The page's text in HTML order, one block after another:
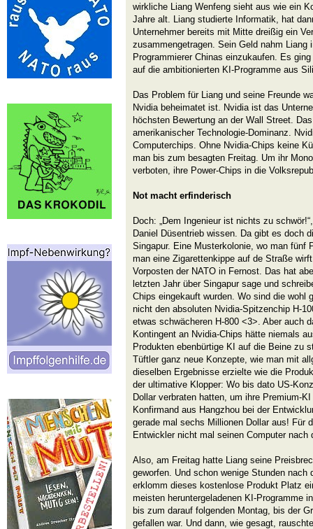
wirkliche Liang Wenfeng sieht aus wie ein
Jahre alt. Liang studierte Informatik, hat
Unternehmer bereits mit Mitte dreißig ein
zusammengetragen. Sein Geld nahm
Programmierer Chinas einzukaufen. Es
auf die ambitionierten KI-Programme aus
Das Problem für Liang und seine Freunde
Nvidia beheimatet ist. Nvidia ist das
höchsten Bewertung an der Wall Street.
amerikanischer Technologie-Dominanz.
Computerchips. Ohne Nvidia-Chips keine
man bis zum besagten Freitag. Um ihr
verboten, ihre Power-Chips in die
Not macht erfinderisch
Doch: „Dem Ingenieur ist nichts zu
Daniel Düsentrieb wissen. Da gibt es doch
Singapur. Eine Musterkolonie, wo man fünf
man eine Zigarettenkippe auf de Straße
Vorposten der NATO in Fernost. Das hat
letzten Jahr über Singapur sage und
Chips eingekauft wurden. Wo sind die wohl
nicht den absoluten Nvidia-Spitzenchip H-
etwas schwächeren H-800 <3>. Aber auch
Kontingent an Nvidia-Chips hätte niemals
Produkten ebenbürtige KI auf die Beine zu
Tüftler ganz neue Konzepte, wie man mit
dieselben Ergebnisse erzielte wie die
der ultimative Klopper: Wo bis dato US-
Dollar verbraten hatten, um ihre Premium-
Konfirmand aus Hangzhou bei der
gerade mal sechs Millionen Dollar aus! Für
Entwickler nicht mal seinen Computer
Also, am Freitag hatte Liang seine
geworfen. Und schon wenige Stunden nach
erklomm dieses kostenlose Produkt Platz
meisten heruntergeladenen KI-Programme
bis zum darauf folgenden Montag, bis der
gefallen war. Und dann, wie gesagt,